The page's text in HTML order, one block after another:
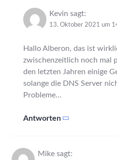
Kevin sagt:
13. Oktober 2021 um
Hallo Alberon, das ist
zwischenzeitlich noch mal
den letzten Jahren einige
solange die DNS Server
Probleme…
Antworten
Mike sagt: